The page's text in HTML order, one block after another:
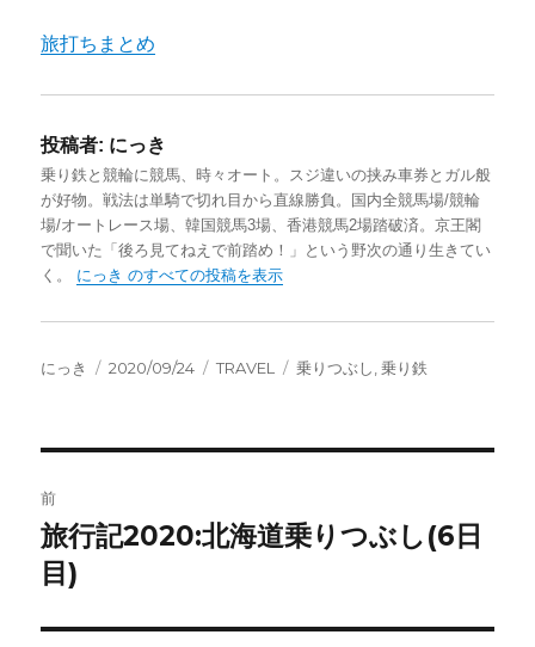
旅打ちまとめ
投稿者: にっき
乗り鉄と競輪に競馬、時々オート。スジ違いの挟み車券とガル般
が好物。戦法は単騎で切れ目から直線勝負。国内全競馬場/競輪
場/オートレース場、韓国競馬3場、香港競馬2場踏破済。京王閣
で聞いた「後ろ見てねえで前踏め！」という野次の通り生きてい
く。 にっき のすべての投稿を表示
投
にっき
投
2020/09/24
カ
TRAVEL
タ
乗りつぶし ,乗り鉄
稿
ナ
ビ
前
前
の
稿:
旅行記2020:北海道乗りつぶし(6日
目)